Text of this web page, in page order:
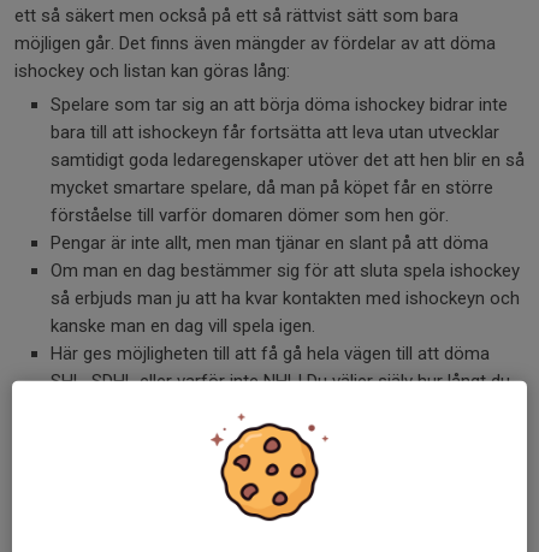
ett så säkert men också på ett så rättvist sätt som bara
möjligen går. Det finns även mängder av fördelar av att döma
ishockey och listan kan göras lång:
Spelare som tar sig an att börja döma ishockey bidrar inte
bara till att ishockeyn får fortsätta att leva utan utvecklar
samtidigt goda ledaregenskaper utöver det att hen blir en så
mycket smartare spelare, då man på köpet får en större
förståelse till varför domaren dömer som hen gör.
Pengar är inte allt, men man tjänar en slant på att döma
Om man en dag bestämmer sig för att sluta spela ishockey
så erbjuds man ju att ha kvar kontakten med ishockeyn och
kanske man en dag vill spela igen.
Här ges möjligheten till att få gå hela vägen till att döma
SHL, SDHL eller varför inte NHL! Du väljer själv hur långt du
Lag som har utbildade domare får många gånger ett
försprång gentemot de lag de möter då dessa kan förklara
för tränare samt medspelare att inte haka upp sig på fel.
Laget ges möjlighet att lägga all energi samt fullt fokus på